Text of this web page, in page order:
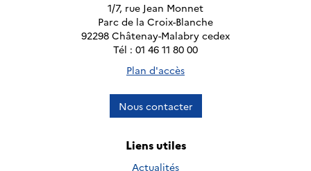
1/7, rue Jean Monnet
Parc de la Croix-Blanche
92298 Châtenay-Malabry cedex
Tél : 01 46 11 80 00
Plan d'accès
Nous contacter
Liens utiles
Actualités